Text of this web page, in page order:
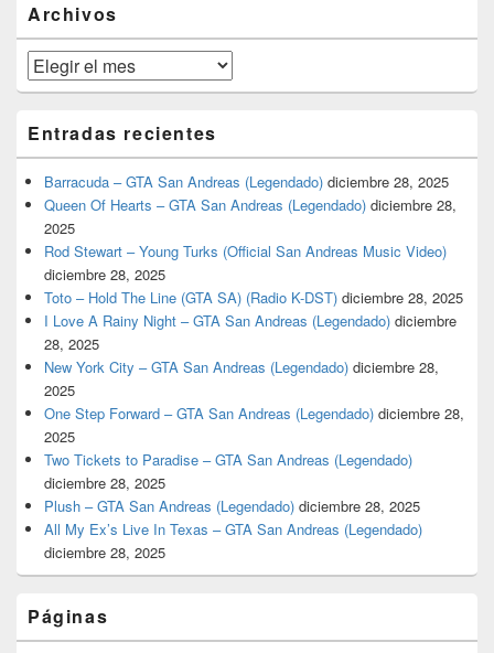
lateral
primaria
Archivos
Archivos
Entradas recientes
Barracuda – GTA San Andreas (Legendado) diciembre 28, 2025
Queen Of Hearts – GTA San Andreas (Legendado) diciembre 28,
2025
Rod Stewart – Young Turks (Official San Andreas Music Video)
diciembre 28, 2025
Toto – Hold The Line (GTA SA) (Radio K-DST) diciembre 28, 2025
I Love A Rainy Night – GTA San Andreas (Legendado) diciembre
28, 2025
New York City – GTA San Andreas (Legendado) diciembre 28,
2025
One Step Forward – GTA San Andreas (Legendado) diciembre 28,
2025
Two Tickets to Paradise – GTA San Andreas (Legendado)
diciembre 28, 2025
Plush – GTA San Andreas (Legendado) diciembre 28, 2025
All My Ex’s Live In Texas – GTA San Andreas (Legendado)
diciembre 28, 2025
Páginas